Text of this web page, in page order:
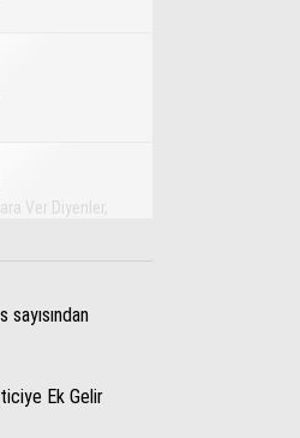
Teknoloji
Ver Diyenler,
Ek Gelir